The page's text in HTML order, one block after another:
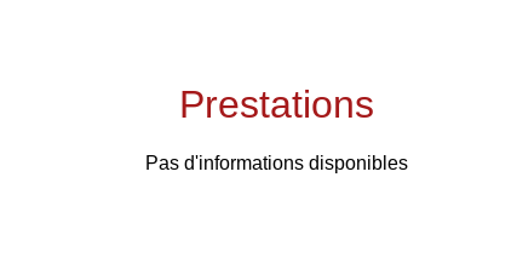
Prestations
Pas d'informations disponibles